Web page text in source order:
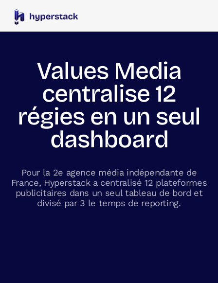
Values Media
centralise 12
régies en un seul
dashboard
Pour la 2e agence média indépendante de
France, Hyperstack a centralisé 12 plateformes
publicitaires dans un seul tableau de bord et
divisé par 3 le temps de reporting.